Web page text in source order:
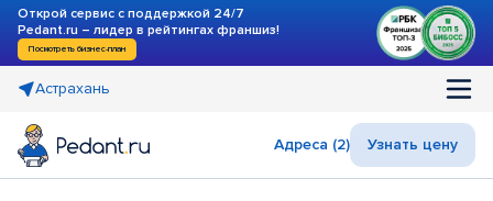
Открой сервис с поддержкой 24/7
Pedant.ru – лидер в рейтингах франшиз!
Посмотреть бизнес-план
Астрахань
Адреса (2) Узнать цену